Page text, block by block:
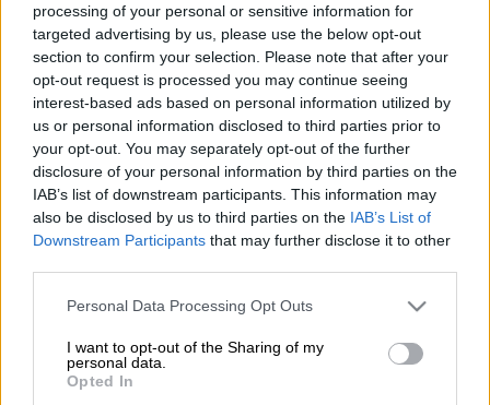
processing of your personal or sensitive information for
targeted advertising by us, please use the below opt-out
section to confirm your selection. Please note that after your
opt-out request is processed you may continue seeing
interest-based ads based on personal information utilized by
us or personal information disclosed to third parties prior to
your opt-out. You may separately opt-out of the further
disclosure of your personal information by third parties on the
IAB’s list of downstream participants. This information may
also be disclosed by us to third parties on the IAB’s List of
Downstream Participants that may further disclose it to other
Please note that this website/app uses one or more Google
not limited to your visit or usage behaviour. You may click to
grant or deny consent to Google and its third-party tags to
use your data for below specified purposes in below Google
Personal Data Processing Opt Outs
I want to opt-out of the Sharing of my
personal data.
Opted In
Προσθέστε το ΕΘΝΟΣ στη Google
Σήμερα Κυριακή 21 Μαΐου 2023 είναι του
Αγίου Κωνσταντίνου και της Αγίας Ελένης.
Αυτό σημαίνει ότιγιορτάζουνοι εξής:
Κωνσταντίνος
Κώστας
Κωνσταντίνα
Κωνσταντία
Κωσταντίνα